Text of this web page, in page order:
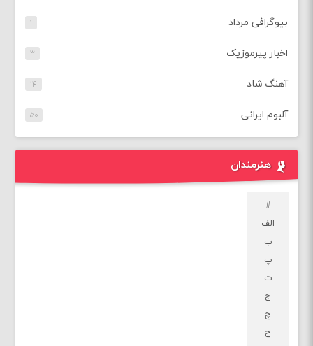
بیوگرافی مرداد ۱
اخبار پیرموزیک ۳
آهنگ شاد ۱۴
آلبوم ایرانی ۵۰
هنرمندان
#
الف
ب
پ
ت
ج
چ
ح